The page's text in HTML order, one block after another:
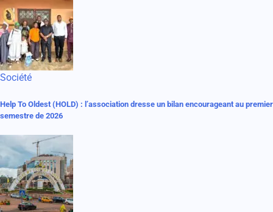
Société
Help To Oldest (HOLD) : l’association dresse un bilan encourageant au premier
semestre de 2026